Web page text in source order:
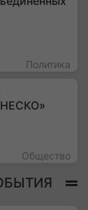
Политика
Общество